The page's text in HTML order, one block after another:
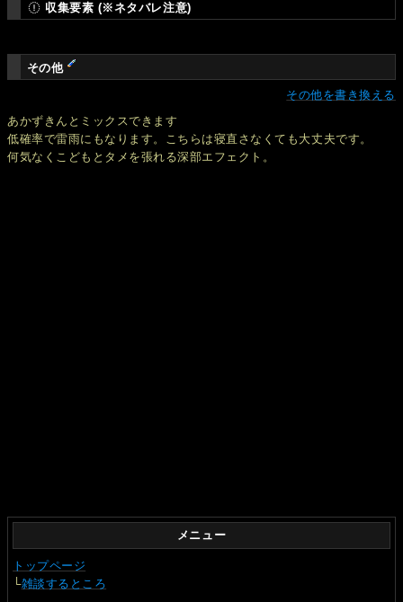
収集要素 (※ネタバレ注意)
その他
その他を書き換える
あかずきんとミックスできます
低確率で雷雨にもなります。こちらは寝直さなくても大丈夫です。
何気なくこどもとタメを張れる深部エフェクト。
メニュー
トップページ
└雑談するところ